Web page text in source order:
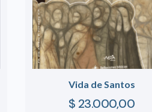
Vida de Santos
$ 23.000,00